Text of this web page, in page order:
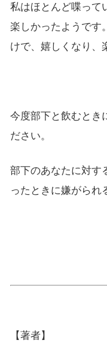
私はほとんど喋って
楽しかったようです
けで、嬉しくなり、
今度部下と飲むとき
ださい。
部下のあなたに対す
ったときに嫌がられ
【著者】